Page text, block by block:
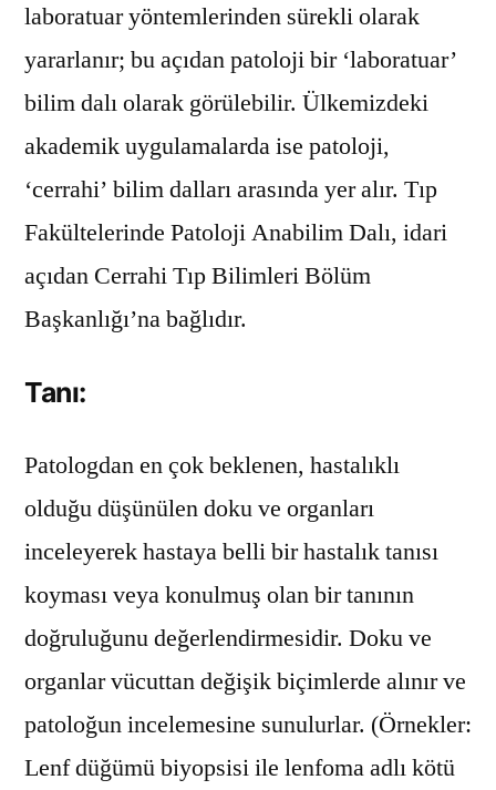
laboratuar yöntemlerinden sürekli olarak
yararlanır; bu açıdan patoloji bir ‘laboratuar’
bilim dalı olarak görülebilir. Ülkemizdeki
akademik uygulamalarda ise patoloji,
‘cerrahi’ bilim dalları arasında yer alır. Tıp
Fakültelerinde Patoloji Anabilim Dalı, idari
açıdan Cerrahi Tıp Bilimleri Bölüm
Başkanlığı’na bağlıdır.
Tanı:
Patologdan en çok beklenen, hastalıklı
olduğu düşünülen doku ve organları
inceleyerek hastaya belli bir hastalık tanısı
koyması veya konulmuş olan bir tanının
doğruluğunu değerlendirmesidir. Doku ve
organlar vücuttan değişik biçimlerde alınır ve
patoloğun incelemesine sunulurlar. (Örnekler:
Lenf düğümü biyopsisi ile lenfoma adlı kötü